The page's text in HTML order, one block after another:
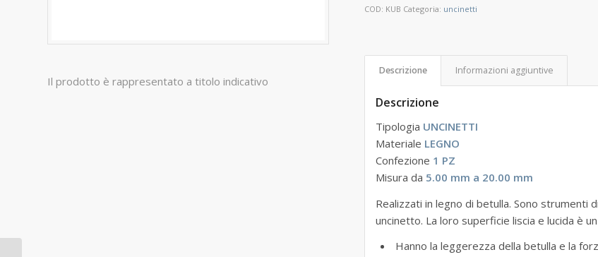
Il prodotto è rappresentato a titolo indicativo
COD: KUB Categoria: uncinetti
Descrizione Informazioni aggiuntive
Descrizione
Tipologia UNCINETTI
Materiale LEGNO
Confezione 1 PZ
Misura da 5.00 mm a 20.00 mm
Realizzati in legno di betulla. Sono
uncinetto. La loro superficie liscia e lucida è
Hanno la leggerezza della betulla e la